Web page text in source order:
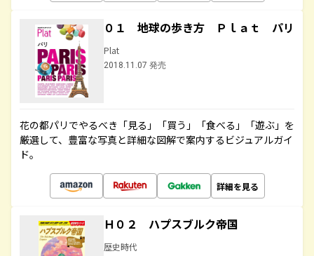
０１ 地球の歩き方 Ｐｌａｔ パリ
Plat
2018.11.07 発売
花の都パリでやるべき「見る」「買う」「食べる」「遊ぶ」を
厳選して、豊富な写真と詳細な図解で案内するビジュアルガイ
ド。
詳細を見る
Ｈ０２ ハプスブルク帝国
歴史時代